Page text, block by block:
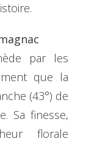
par les
que la
(43°) de
Sa finesse,
florale